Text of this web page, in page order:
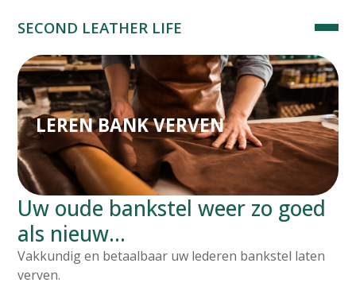
SECOND LEATHER LIFE
LEREN BANK VERVEN
Uw oude bankstel weer zo goed
als nieuw…
Vakkundig en betaalbaar uw lederen bankstel laten
verven.